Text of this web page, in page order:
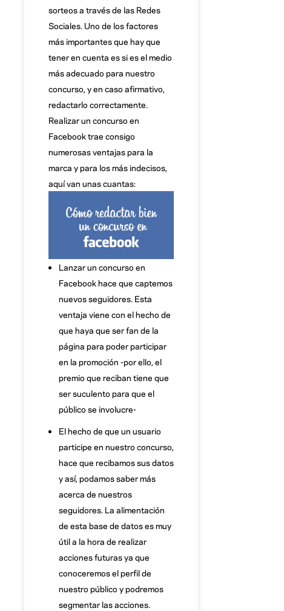
sorteos a través de las Redes
Sociales. Uno de los factores
más importantes que hay que
tener en cuenta es si es el medio
más adecuado para nuestro
concurso, y en caso afirmativo,
redactarlo correctamente.
Realizar un concurso en
Facebook trae consigo
numerosas ventajas para la
marca y para los más indecisos,
aquí van unas cuantas:
Lanzar un concurso en
Facebook hace que captemos
nuevos seguidores. Esta
ventaja viene con el hecho de
que haya que ser fan de la
página para poder participar
en la promoción -por ello, el
premio que reciban tiene que
ser suculento para que el
público se involucre-
El hecho de que un usuario
participe en nuestro concurso,
hace que recibamos sus datos
y así, podamos saber más
acerca de nuestros
seguidores. La alimentación
de esta base de datos es muy
útil a la hora de realizar
acciones futuras ya que
conoceremos el perfil de
nuestro público y podremos
segmentar las acciones.